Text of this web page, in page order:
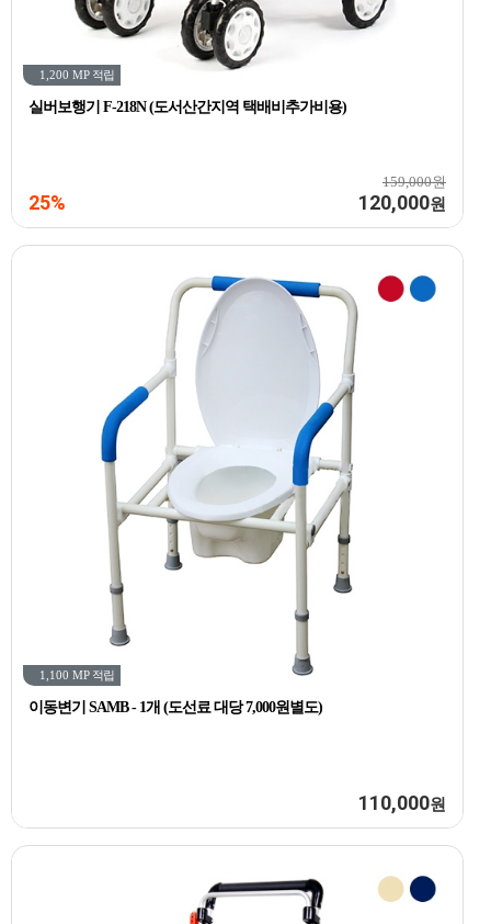
1,200 MP 적립
실버보행기 F-218N (도서산간지역 택배비추가비용)
159,000원
25% 120,000원
1,100 MP 적립
이동변기 SAMB - 1개 (도선료 대당 7,000원별도)
110,000원